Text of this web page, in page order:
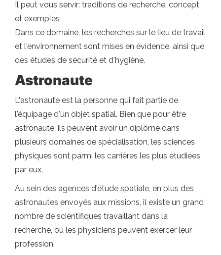
Il peut vous servir: traditions de recherche: concept
et exemples
Dans ce domaine, les recherches sur le lieu de travail
et l'environnement sont mises en évidence, ainsi que
des études de sécurité et d'hygiène.
Astronaute
L'astronaute est la personne qui fait partie de
l'équipage d'un objet spatial. Bien que pour être
astronaute, ils peuvent avoir un diplôme dans
plusieurs domaines de spécialisation, les sciences
physiques sont parmi les carrières les plus étudiées
par eux.
Au sein des agences d'étude spatiale, en plus des
astronautes envoyés aux missions, il existe un grand
nombre de scientifiques travaillant dans la
recherche, où les physiciens peuvent exercer leur
profession.